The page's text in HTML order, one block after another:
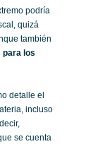
podría
quizá
también
para los
detalle el
incluso
se cuenta